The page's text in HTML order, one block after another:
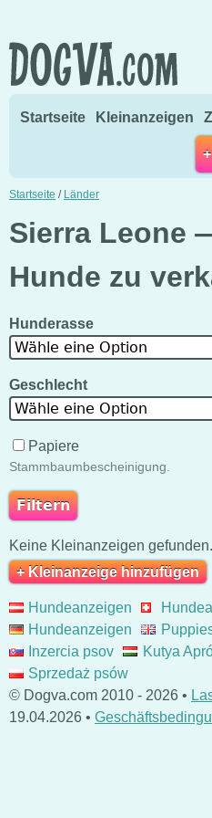
Direkt zum
Startseite Kleinanzeigen
Startseite / Länder
Sierra Leone
Hunde zu
Hunderasse
Wähle eine Option
Geschlecht
Wähle eine Option
Papiere
Stammbaumbescheinigung.
Keine Kleinanzeigen gefunden.
+ Kleinanzeige hinzufügen
Hundeanzeigen
Hundeanzeigen
Inzercia psov
Kutya
Sprzedaż psów
© Dogva.com 2010 - 2026 •
19.04.2026 •